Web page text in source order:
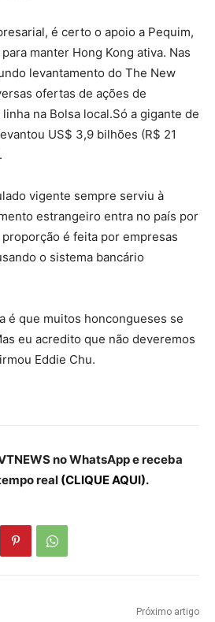
é certo o apoio a Pequim,
manter Hong Kong ativa. Nas
levantamento do The New
ofertas de ações de
na Bolsa local.Só a gigante de
US$ 3,9 bilhões (R$ 21
vigente sempre serviu à
estrangeiro entra no país por
é feita por empresas
o sistema bancário
é que muitos honcongueses se
eu acredito que não deveremos
Eddie Chu.
no WhatsApp e receba
real (CLIQUE AQUI).
Próximo artigo